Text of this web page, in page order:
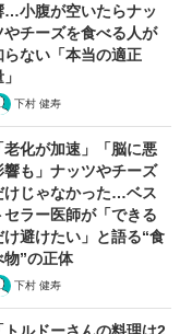
…小腹が空いたらナッ
やチーズを食べる人が
らない「本当の適正
下村 健寿
老化が加速」「脳に悪
響も」ナッツやチーズ
けじゃなかった…ベス
セラー医師が「できる
け避けたい」と語る“食
物”の正体
下村 健寿
トルドーさんの料理は2